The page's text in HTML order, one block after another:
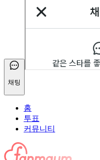
채팅
홈
투표
커뮤니티